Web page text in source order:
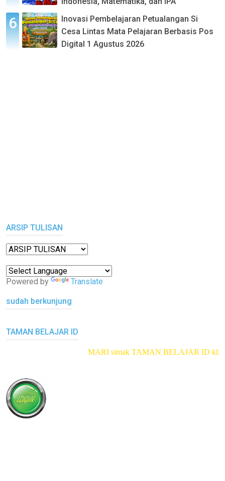
Inovasi Pembelajaran Petualangan Si
Cesa Lintas Mata Pelajaran Berbasis Pos
Digital 1 Agustus 2026
ARSIP TULISAN
Powered by Translate
sudah berkunjung
TAMAN BELAJAR ID
MARI simak TAMAN BELAJAR IDklik di sini